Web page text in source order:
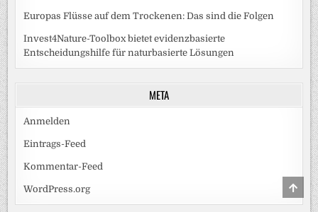
Europas Flüsse auf dem Trockenen: Das sind die Folgen
Invest4Nature-Toolbox bietet evidenzbasierte
Entscheidungshilfe für naturbasierte Lösungen
META
Anmelden
Eintrags-Feed
Kommentar-Feed
WordPress.org TO
TOP